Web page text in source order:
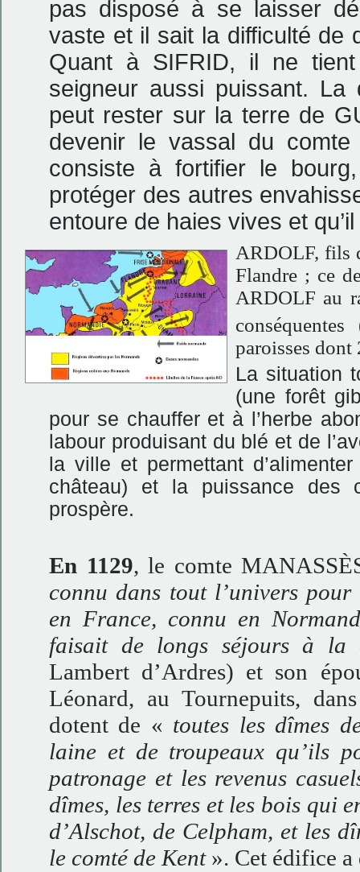
pas disposé à se laisser
vaste et il sait la difficulté de
Quant à SIFRID, il ne
seigneur aussi puissant. La
peut rester sur la terre de
devenir le vassal du
consiste à fortifier le
protéger des autres
entoure de haies vives et
ARDOLF, fils
Flandre ; ce
ARDOLF au
paroisses dont
La situation
(une forêt
pour se chauffer et à l’herbe
labour produisant du blé et de
la ville et permettant
château) et la puissance des
prospère.
En 1129, le comte
connu dans tout l’univers
en France, connu en
faisait de longs séjours à
Lambert d’Ardres) et son
Léonard, au Tournepuits,
dotent de « toutes les dîmes
laine et de troupeaux qu’ils
patronage et les revenus
dîmes, les terres et les bois qui
d’Alschot, de Celpham, et les
le comté de Kent». Cet édifice a